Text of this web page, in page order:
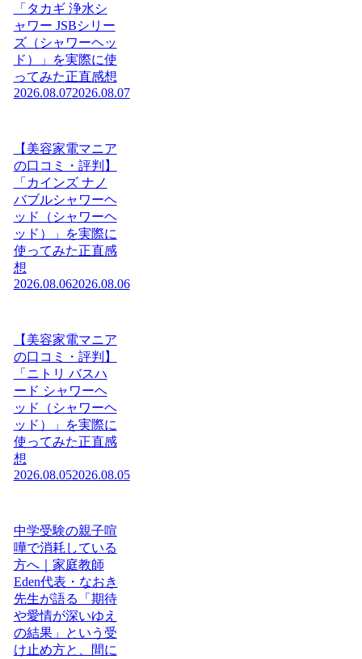
「タカギ 浄水シ
ャワー JSBシリー
ズ（シャワーヘッ
ド）」を実際に使
ってみた正直感想
2026.08.072026.08.07
【美容家電マニア
の口コミ・評判】
「カインズ ナノ
バブルシャワーヘ
ッド（シャワーヘ
ッド）」を実際に
使ってみた正直感
想
2026.08.062026.08.06
【美容家電マニア
の口コミ・評判】
「ニトリ バスハ
ード シャワーヘ
ッド（シャワーヘ
ッド）」を実際に
使ってみた正直感
想
2026.08.052026.08.05
中学受験の親子喧
嘩で消耗している
方へ｜家庭教師
Eden代表・なおき
先生が語る「期待
や愛情が深いゆえ
の結果」という受
け止め方と、間に